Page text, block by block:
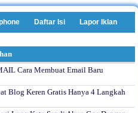
Daftar Isi Lapor Iklan
Cara Membuat Email Baru
Blog Keren Gratis Hanya 4 Langkah